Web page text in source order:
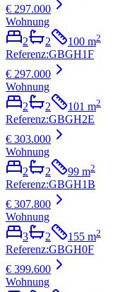
€ 297.000
Wohnung
2
2 100 m2
Referenz:GBGH1F
€ 297.000
Wohnung
2
2 101 m2
Referenz:GBGH2E
€ 303.000
Wohnung
2
2 99 m2
Referenz:GBGH1B
€ 307.800
Wohnung
3
2 155 m2
Referenz:GBGH0F
€ 399.600
Wohnung